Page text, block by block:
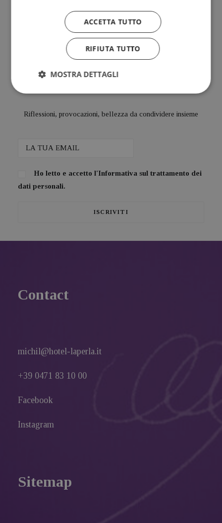
BLOG
Riflessioni, provocazioni, bellezza da condividere insieme
Ho letto e accetto l'Informativa sul trattamento dei
dati personali.
Contact
michil@hotel-laperla.it
+39 0471 83 10 00
Facebook
Instagram
Sitemap
ACCETTA TUTTO
RIFIUTA TUTTO
MOSTRA DETTAGLI